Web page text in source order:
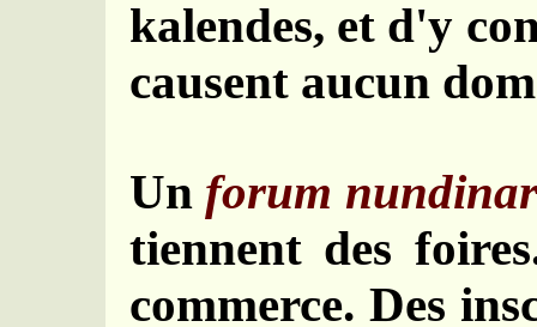
kalendes, et d'y
causent aucun
Un forum
tiennent des
commerce. Des